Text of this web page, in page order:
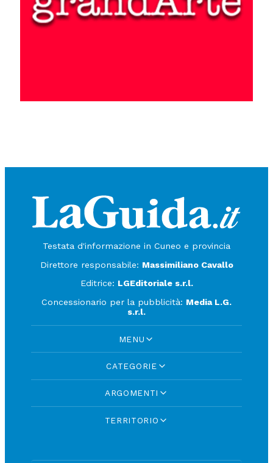
Testata d'informazione in Cuneo e provincia
Direttore responsabile: Massimiliano Cavallo
Editrice: LGEditoriale s.r.l.
Concessionario per la pubblicità: Media L.G.
s.r.l.
MENU
CATEGORIE
ARGOMENTI
TERRITORIO